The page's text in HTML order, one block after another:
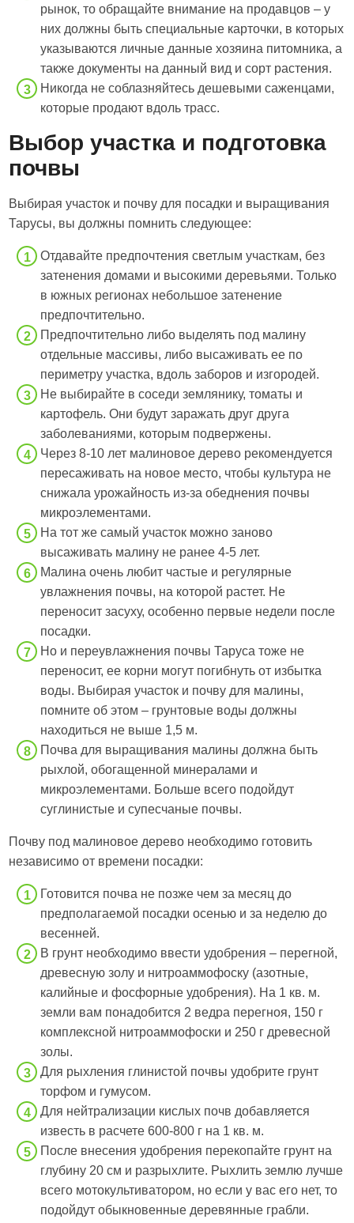
рынок, то обращайте внимание на продавцов – у
них должны быть специальные карточки, в которых
указываются личные данные хозяина питомника, а
также документы на данный вид и сорт растения.
Никогда не соблазняйтесь дешевыми саженцами,
которые продают вдоль трасс.
Выбор участка и подготовка
почвы
Выбирая участок и почву для посадки и выращивания
Тарусы, вы должны помнить следующее:
Отдавайте предпочтения светлым участкам, без
затенения домами и высокими деревьями. Только
в южных регионах небольшое затенение
предпочтительно.
Предпочтительно либо выделять под малину
отдельные массивы, либо высаживать ее по
периметру участка, вдоль заборов и изгородей.
Не выбирайте в соседи землянику, томаты и
картофель. Они будут заражать друг друга
заболеваниями, которым подвержены.
Через 8-10 лет малиновое дерево рекомендуется
пересаживать на новое место, чтобы культура не
снижала урожайность из-за обеднения почвы
микроэлементами.
На тот же самый участок можно заново
высаживать малину не ранее 4-5 лет.
Малина очень любит частые и регулярные
увлажнения почвы, на которой растет. Не
переносит засуху, особенно первые недели после
посадки.
Но и переувлажнения почвы Таруса тоже не
переносит, ее корни могут погибнуть от избытка
воды. Выбирая участок и почву для малины,
помните об этом – грунтовые воды должны
находиться не выше 1,5 м.
Почва для выращивания малины должна быть
рыхлой, обогащенной минералами и
микроэлементами. Больше всего подойдут
суглинистые и супесчаные почвы.
Почву под малиновое дерево необходимо готовить
независимо от времени посадки:
Готовится почва не позже чем за месяц до
предполагаемой посадки осенью и за неделю до
весенней.
В грунт необходимо ввести удобрения – перегной,
древесную золу и нитроаммофоску (азотные,
калийные и фосфорные удобрения). На 1 кв. м.
земли вам понадобится 2 ведра перегноя, 150 г
комплексной нитроаммофоски и 250 г древесной
золы.
Для рыхления глинистой почвы удобрите грунт
торфом и гумусом.
Для нейтрализации кислых почв добавляется
известь в расчете 600-800 г на 1 кв. м.
После внесения удобрения перекопайте грунт на
глубину 20 см и разрыхлите. Рыхлить землю лучше
всего мотокультиватором, но если у вас его нет, то
подойдут обыкновенные деревянные грабли.